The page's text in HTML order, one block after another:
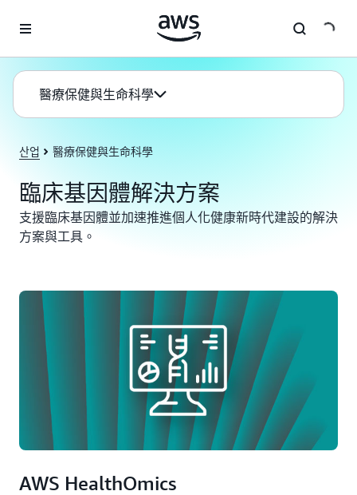
醫療保健與生命科學
산업 醫療保健與生命科學
臨床基因體解決方案
支援臨床基因體並加速推進個人化健康新時代建設的解決
方案與工具。
AWS HealthOmics